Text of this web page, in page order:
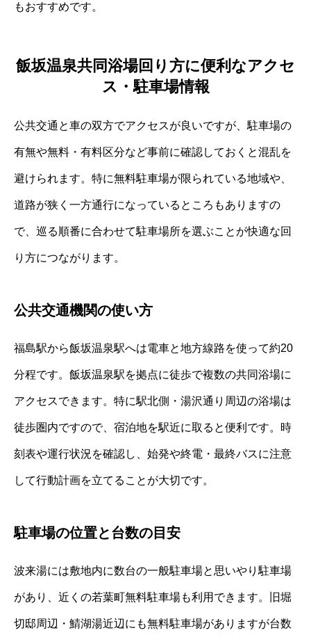
もおすすめです。
飯坂温泉共同浴場回り方に便利なアクセ
ス・駐車場情報
公共交通と車の双方でアクセスが良いですが、駐車場の
有無や無料・有料区分など事前に確認しておくと混乱を
避けられます。特に無料駐車場が限られている地域や、
道路が狭く一方通行になっているところもありますの
で、巡る順番に合わせて駐車場所を選ぶことが快適な回
り方につながります。
公共交通機関の使い方
福島駅から飯坂温泉駅へは電車と地方線路を使って約20
分程です。飯坂温泉駅を拠点に徒歩で複数の共同浴場に
アクセスできます。特に駅北側・湯沢通り周辺の浴場は
徒歩圏内ですので、宿泊地を駅近に取ると便利です。時
刻表や運行状況を確認し、始発や終電・最終バスに注意
して行動計画を立てることが大切です。
駐車場の位置と台数の目安
波来湯には敷地内に数台の一般駐車場と思いやり駐車場
があり、近くの若葉町無料駐車場も利用できます。旧堀
切邸周辺・鯖湖湯近辺にも無料駐車場がありますが台数